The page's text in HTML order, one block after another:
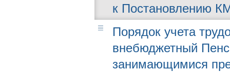
к Постановлению
Порядок учета
внебюджетный
занимающимися